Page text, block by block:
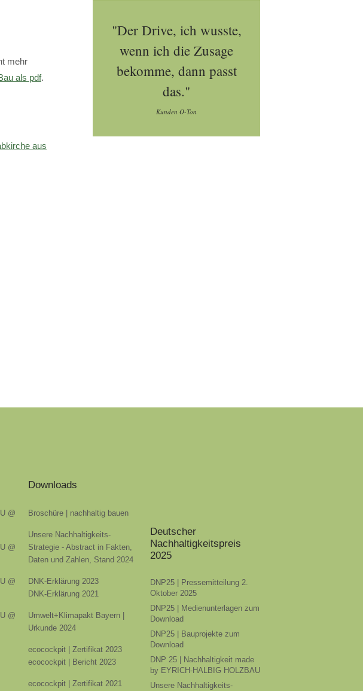
mehr
als pdf.
aus
"Der Drive, ich wusste,
wenn ich die Zusage
bekomme, dann passt
das."
Kunden O-Ton
@
@
@
@
Downloads
Broschüre | nachhaltig bauen
Unsere Nachhaltigkeits-
Strategie - Abstract in Fakten,
Daten und Zahlen, Stand 2024
DNK-Erklärung 2023
DNK-Erklärung 2021
Umwelt+Klimapakt Bayern |
Urkunde 2024
ecocockpit | Zertifikat 2023
ecocockpit | Bericht 2023
ecocockpit | Zertifikat 2021
Deutscher
Nachhaltigkeitspreis
2025
DNP25 | Pressemitteilung 2.
Oktober 2025
DNP25 | Medienunterlagen zum
Download
DNP25 | Bauprojekte zum
Download
DNP 25 | Nachhaltigkeit made
by EYRICH-HALBIG HOLZBAU
Unsere Nachhaltigkeits-